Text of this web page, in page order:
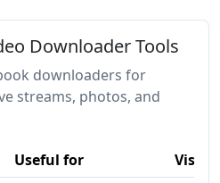
Downloader Tools
downloaders for
streams, photos, and
Useful for Visit